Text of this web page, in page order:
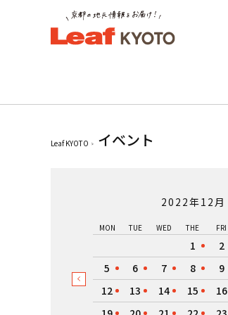
Leaf KYOTO イベント
2022年12月
MON TUE WED THE FRI
1 2
5
6 7 8 9
12
13 14 15 16